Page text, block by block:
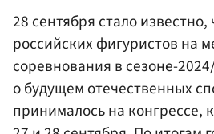
28 сентября стало известно,
российских фигуристов на
соревнования в сезоне-
о будущем отечественных
принималось на конгрессе,